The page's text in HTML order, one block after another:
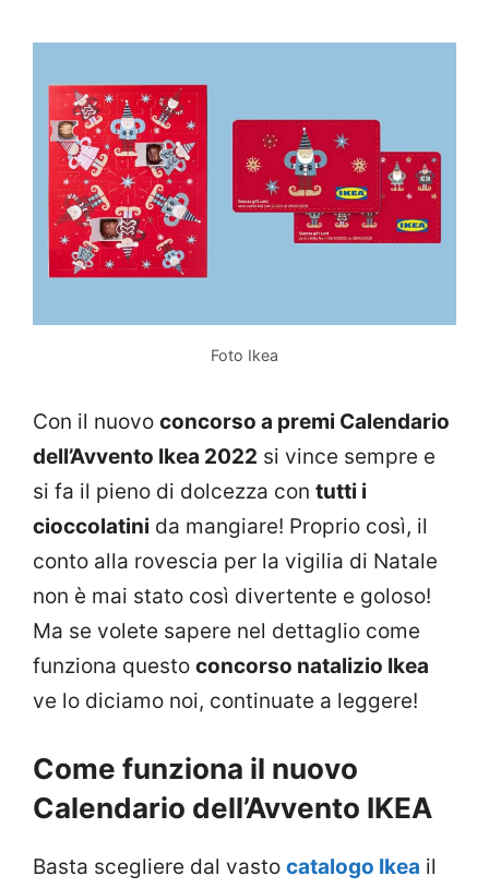
Foto Ikea
Con il nuovo concorso a premi Calendario
dell’Avvento Ikea 2022 si vince sempre e
si fa il pieno di dolcezza con tutti i
cioccolatini da mangiare! Proprio così, il
conto alla rovescia per la vigilia di Natale
non è mai stato così divertente e goloso!
Ma se volete sapere nel dettaglio come
funziona questo concorso natalizio Ikea
ve lo diciamo noi, continuate a leggere!
Come funziona il nuovo
Calendario dell’Avvento IKEA
Basta scegliere dal vasto catalogo Ikea il